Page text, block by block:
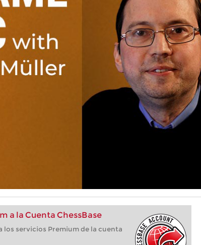
a la Cuenta ChessBase
los servicios Premium de la cuenta